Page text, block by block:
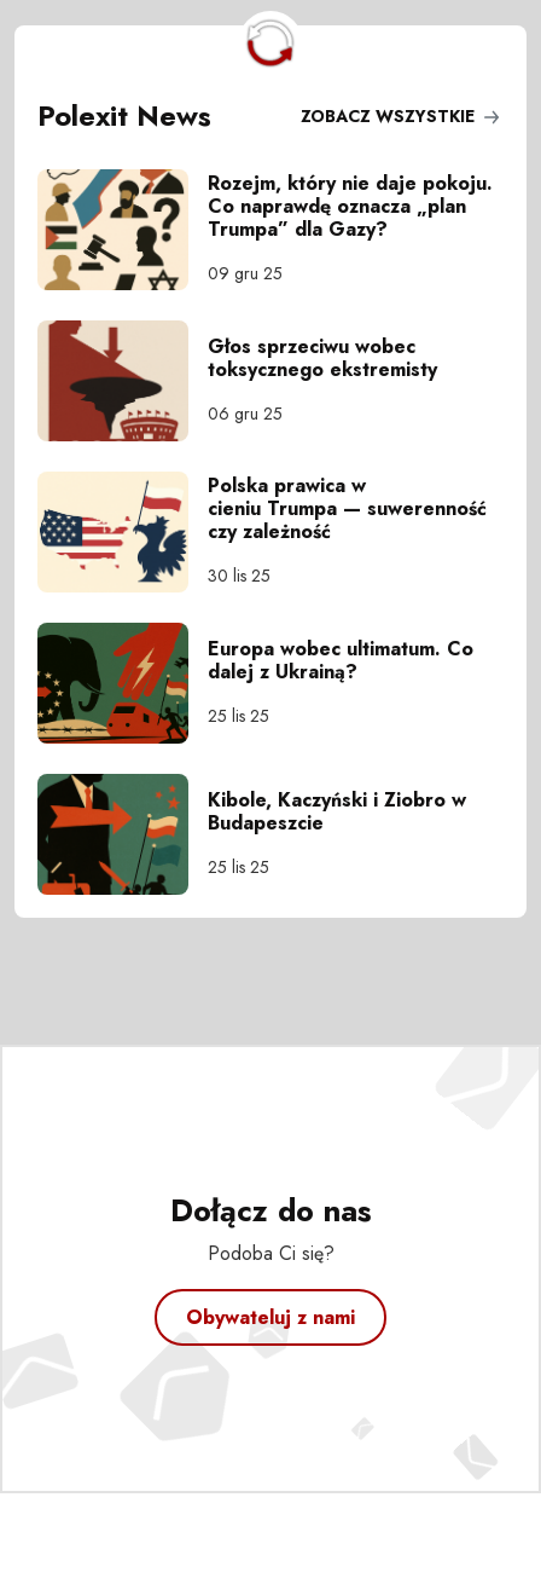
Polexit News ZOBACZ WSZYSTKIE
Rozejm, który nie daje pokoju.
Co naprawdę oznacza „plan
Trumpa” dla Gazy?
09 gru 25
Głos sprzeciwu wobec
toksycznego ekstremisty
06 gru 25
Polska prawica w
cieniu Trumpa — suwerenność
czy zależność
30 lis 25
Europa wobec ultimatum. Co
dalej z Ukrainą?
25 lis 25
Kibole, Kaczyński i Ziobro w
Budapeszcie
25 lis 25
Dołącz do nas
Podoba Ci się?
Obywateluj z nami